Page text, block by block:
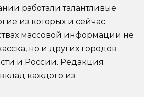
работали талантливые
из которых и сейчас
массовой информации не
но и других городов
и России. Редакция
каждого из